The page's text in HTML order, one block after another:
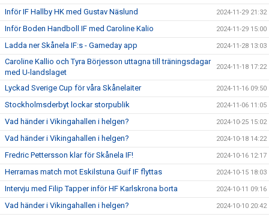
Inför IF Hallby HK med Gustav Näslund 2024-11-29 21:32
Inför Boden Handboll IF med Caroline Kalio 2024-11-29 15:00
Ladda ner Skånela IF:s - Gameday app 2024-11-28 13:03
Caroline Kallio och Tyra Börjesson uttagna till träningsdagar
med U-landslaget
2024-11-18 17:22
Lyckad Sverige Cup för våra Skånelaiter 2024-11-16 09:50
Stockholmsderbyt lockar storpublik 2024-11-06 11:05
Vad händer i Vikingahallen i helgen? 2024-10-25 15:02
Vad händer i Vikingahallen i helgen? 2024-10-18 14:22
Fredric Pettersson klar för Skånela IF! 2024-10-16 12:17
Herrarnas match mot Eskilstuna Guif IF flyttas 2024-10-15 18:03
Intervju med Filip Tapper inför HF Karlskrona borta 2024-10-11 09:16
Vad händer i Vikingahallen i helgen? 2024-10-10 20:42